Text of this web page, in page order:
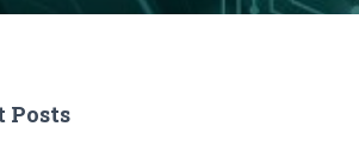
Posts